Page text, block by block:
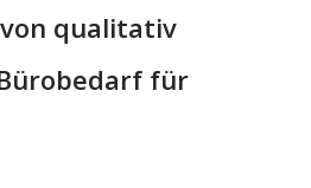
qualitativ
für